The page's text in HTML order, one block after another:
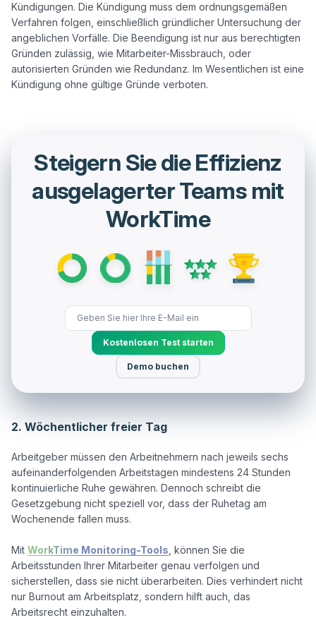
Kündigungen. Die Kündigung muss dem ordnungsgemäßen
Verfahren folgen, einschließlich gründlicher Untersuchung der
angeblichen Vorfälle. Die Beendigung ist nur aus berechtigten
Gründen zulässig, wie Mitarbeiter-Missbrauch, oder
autorisierten Gründen wie Redundanz. Im Wesentlichen ist eine
Steigern Sie die Effizienz
ausgelagerter Teams mit
WorkTime
Kostenlosen Test starten
Demo buchen
2. Wöchentlicher freier Tag
Arbeitgeber müssen den Arbeitnehmern nach jeweils sechs
aufeinanderfolgenden Arbeitstagen mindestens 24 Stunden
kontinuierliche Ruhe gewähren. Dennoch schreibt die
Gesetzgebung nicht speziell vor, dass der Ruhetag am
Wochenende fallen muss.
Mit WorkTime Monitoring-Tools , können Sie die
Arbeitsstunden Ihrer Mitarbeiter genau verfolgen und
sicherstellen, dass sie nicht überarbeiten. Dies verhindert nicht
nur Burnout am Arbeitsplatz, sondern hilft auch, das
Arbeitsrecht einzuhalten.